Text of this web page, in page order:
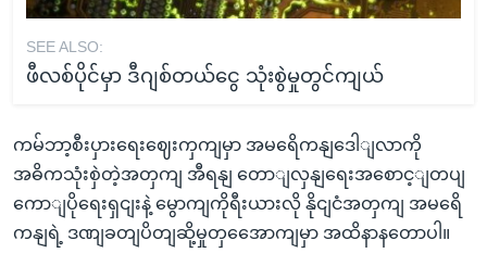
SEE ALSO:
ဖီလစ်ပိုင်မှာ ဒီဂျစ်တယ်ငွေ သုံးစွဲမှုတွင်ကျယ်
ကမ်ဘာ့စီးပှားရေးဈေးကှကျမှာ အမရေိကနျဒေါျလာကို
အဓိကသုံးစှဲတဲ့အတှကျ အီရနျ တောျလှနျရေးအစောင့ျတပျ
ကောျပိုရေးရှငျးနဲ့ မွောကျကိုရီးယားလို နိုငျငံအတှကျ အမရေိ
ကနျရဲ့ ဒဏျခတျပိတျဆို့မှုတှအေောကျမှာ အထိနာနတောပါ။